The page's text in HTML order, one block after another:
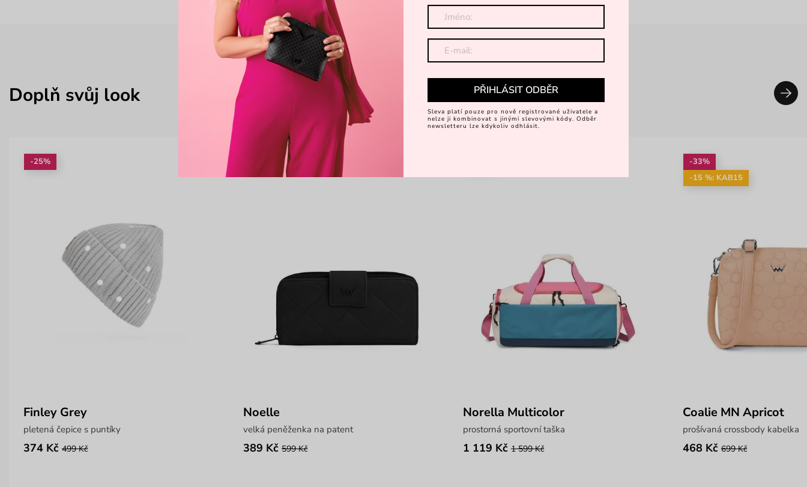
Doplň svůj look
-25%
Finley Grey
pletená čepice s puntíky
374 Kč 499 Kč
Noelle
velká peněženka na patent
389 Kč 599 Kč
Norella Multicolor
prostorná sportovní taška
1 119 Kč 1 599 Kč
-33%
-15 %: KAB15
Coalie MN Apricot
prošívaná crossbody kabelka
468 Kč 699 Kč
PŘIHLÁSIT ODBĚR
Sleva platí pouze pro nově registrované uživatele a
nelze ji kombinovat s jinými slevovými kódy. Odběr
newsletteru lze kdykoliv odhlásit.